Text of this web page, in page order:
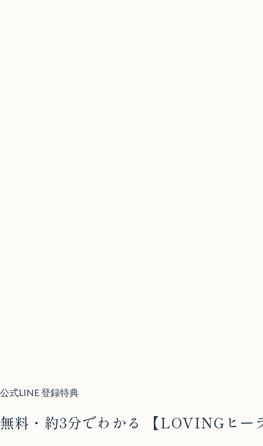
公式LINE 登録特典
無料・約3分でわかる 【LOVINGヒー